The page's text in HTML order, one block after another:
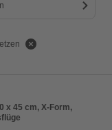
x 45 cm, X-Form,